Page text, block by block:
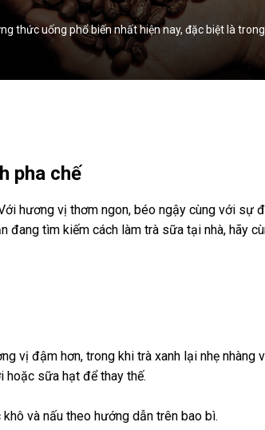
uống phổ biến nhất hiện nay, đặc biệt là
pha chế
hương vị thơm ngon, béo ngậy cùng với sự
tìm kiếm cách làm trà sữa tại nhà, hãy
vị đậm hơn, trong khi trà xanh lại nhẹ nhàng
sữa hạt để thay thế.
và nấu theo hướng dẫn trên bao bì.